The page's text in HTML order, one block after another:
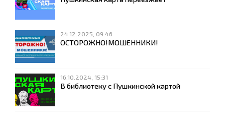
24.12.2025, 09:46
ОСТОРОЖНО!МОШЕННИКИ!
16.10.2024, 15:31
В библиотеку с Пушкинской картой